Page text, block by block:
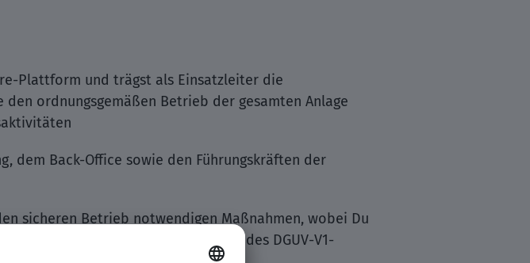
Plattform und trägst als Einsatzleiter die
ordnungsgemäßen Betrieb der gesamten Anlage
dem Back-Office sowie den Führungskräften der
sicheren Betrieb notwendigen Maßnahmen, wobei Du
sicherstellst und die Rolle des DGUV-V1-